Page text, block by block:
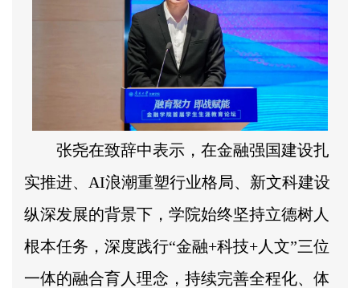
张尧在致辞中表示，在金融强国建设扎
实推进、AI浪潮重塑行业格局、新文科建设
纵深发展的背景下，学院始终坚持立德树人
根本任务，深度践行“金融+科技+人文”三位
一体的融合育人理念，持续完善全程化、体